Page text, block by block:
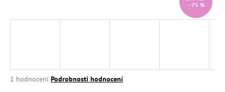
Průměrné
1 hodnocení Podrobnosti hodnocení
–75 %
j
?